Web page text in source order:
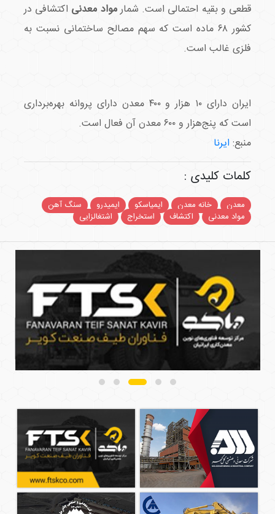
قطعی و بقیه احتمالی است. شمارمواد معدنی اکتشافی در
کشور ۶۸ ماده است که سهم مصالح ساختمانی نسبت به
فلزی غالب است.
ایران دارای ۱۰ هزار و ۴۰۰ معدن دارای پروانه بهره‌برداری
است که پنج‌هزار و ۶۰۰ معدن آن فعال است.
منبع: ایرنا
کلمات کلیدی :
معدن خانه معدن ایمپاسکو ایمیدرو
سنگ آهن
مواد معدنی
اکتشاف استخراج اشتغالزایی